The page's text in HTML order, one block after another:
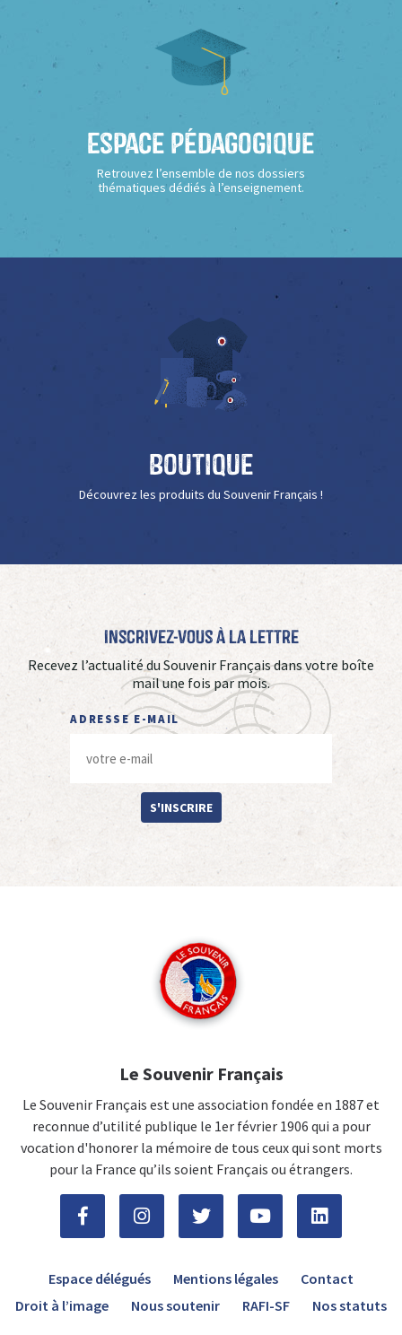
Espace Pédagogique
Retrouvez l’ensemble de nos dossiers
thématiques dédiés à l’enseignement.
Boutique
Découvrez les produits du Souvenir Français !
Inscrivez-vous à La Lettre
Recevez l’actualité du Souvenir Français dans votre boîte
mail une fois par mois.
ADRESSE E-MAIL
S'INSCRIRE
Le Souvenir Français
Le Souvenir Français est une association fondée en 1887 et
reconnue d’utilité publique le 1er février 1906 qui a pour
vocation d'honorer la mémoire de tous ceux qui sont morts
pour la France qu’ils soient Français ou étrangers.
Espace délégués Mentions légales
Contact
Droit à l’image
Nous soutenir RAFI-SF Nos statuts